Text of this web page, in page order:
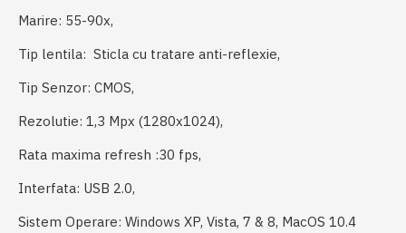
Marire: 55-90x,
Tip lentila: Sticla cu tratare anti-reflexie,
Tip Senzor: CMOS,
Rezolutie: 1,3 Mpx (1280x1024),
Rata maxima refresh :30 fps,
Interfata: USB 2.0,
Sistem Operare: Windows XP, Vista, 7 & 8, MacOS 10.4